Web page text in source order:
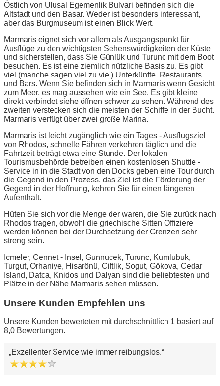
Östlich von Ulusal Egemenlik Bulvari befinden sich die
Altstadt und den Basar. Weder ist besonders interessant,
aber das Burgmuseum ist einen Blick Wert.
Marmaris eignet sich vor allem als Ausgangspunkt für
Ausflüge zu den wichtigsten Sehenswürdigkeiten der Küste
und sicherstellen, dass Sie Günlük und Turunc mit dem Boot
besuchen. Es ist eine ziemlich nützliche Basis zu. Es gibt
viel (manche sagen viel zu viel) Unterkünfte, Restaurants
und Bars. Wenn Sie befinden sich in Marmaris wenn Gesicht
zum Meer, es mag aussehen wie ein See. Es gibt kleine
direkt verbindet siehe öffnen schwer zu sehen. Während des
zweiten verstecken sich die meisten der Schiffe in der Bucht.
Marmaris verfügt über zwei große Marina.
Marmaris ist leicht zugänglich wie ein Tages - Ausflugsziel
von Rhodos, schnelle Fähren verkehren täglich und die
Fahrtzeit beträgt etwa eine Stunde. Der lokalen
Tourismusbehörde betreiben einen kostenlosen Shuttle -
Service in in die Stadt von den Docks geben eine Tour durch
die Gegend in den Prozess, das Ziel ist die Förderung der
Gegend in der Hoffnung, kehren Sie für einen längeren
Aufenthalt.
Hüten Sie sich vor die Menge der waren, die Sie zurück nach
Rhodos tragen, obwohl die griechische Sitten Offiziere
werden können bei der Durchsetzung der Grenzen sehr
streng sein.
Icmeler, Cennet - Insel, Gunnucek, Turunc, Kumlubuk,
Turgut, Orhaniye, Hisarönü, Ciftlik, Sogut, Gökova, Cedar
Island, Datca, Knidos und Dalyan sind die beliebtesten und
Plätze in der Nähe Marmaris sehen müssen.
Unsere Kunden Empfehlen uns
Unsere Kunden bewerteten mit durchschnittlich 1 basiert auf
8,0 Bewertungen.
Exzellenter Service wie immer reibungslos.